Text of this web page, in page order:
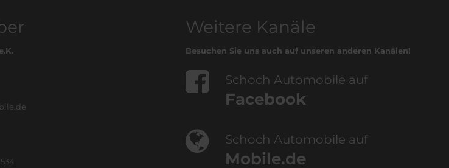
Weitere Kanäle
Besuchen Sie uns auch auf unseren anderen Kanälen!
Schoch Automobile auf
Facebook
Schoch Automobile auf
Mobile.de